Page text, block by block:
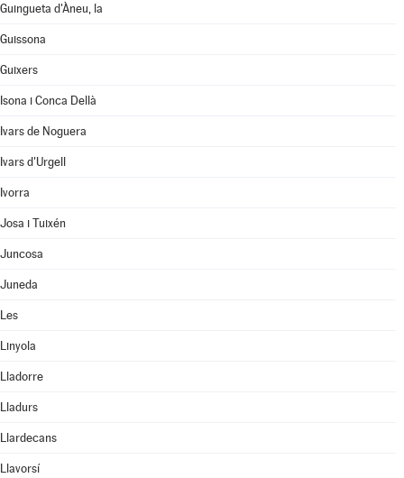
Guingueta d'Àneu, la
Guissona
Guixers
Isona i Conca Dellà
Ivars de Noguera
Ivars d'Urgell
Ivorra
Josa i Tuixén
Juncosa
Juneda
Les
Linyola
Lladorre
Lladurs
Llardecans
Llavorsí